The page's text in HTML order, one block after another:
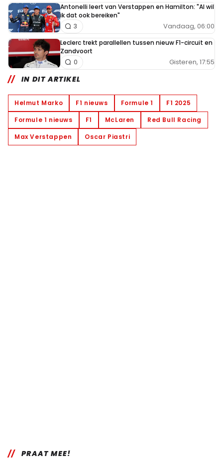
Antonelli leert van Verstappen en Hamilton: "Al wil
ik dat ook bereiken"
Vandaag, 06:00
3
Leclerc trekt parallellen tussen nieuw F1-circuit en
Zandvoort
Gisteren, 17:55
0
IN DIT ARTIKEL
Helmut Marko F1 nieuws Formule 1
F1 2025
Formule 1 nieuws
F1 McLaren
Red Bull Racing
Max Verstappen
Oscar Piastri
PRAAT MEE!